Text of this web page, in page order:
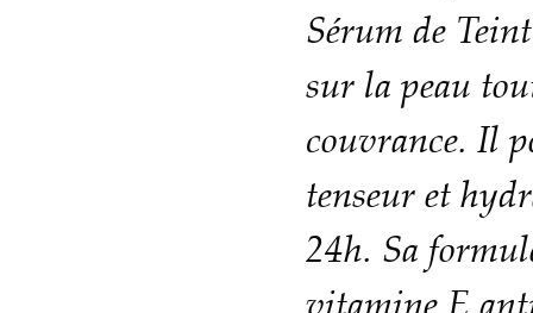
Sérum de
sur la peau
couvrance. Il
tenseur et
24h. Sa